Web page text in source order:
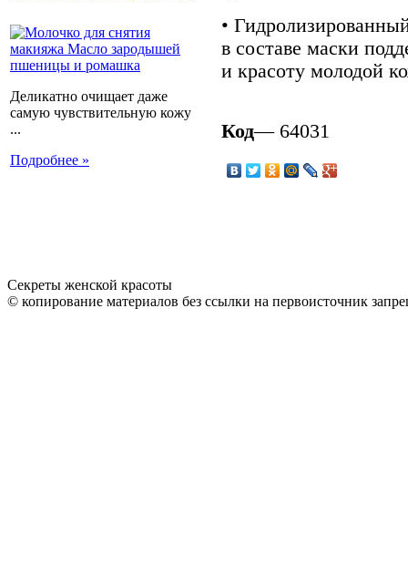
Деликатно очищает даже
самую чувствительную кожу
...
Подробнее »
•
в составе маски
и красоту молодой
Код— 64031
Секреты женской красоты
© копирование материалов без ссылки на первоисточник